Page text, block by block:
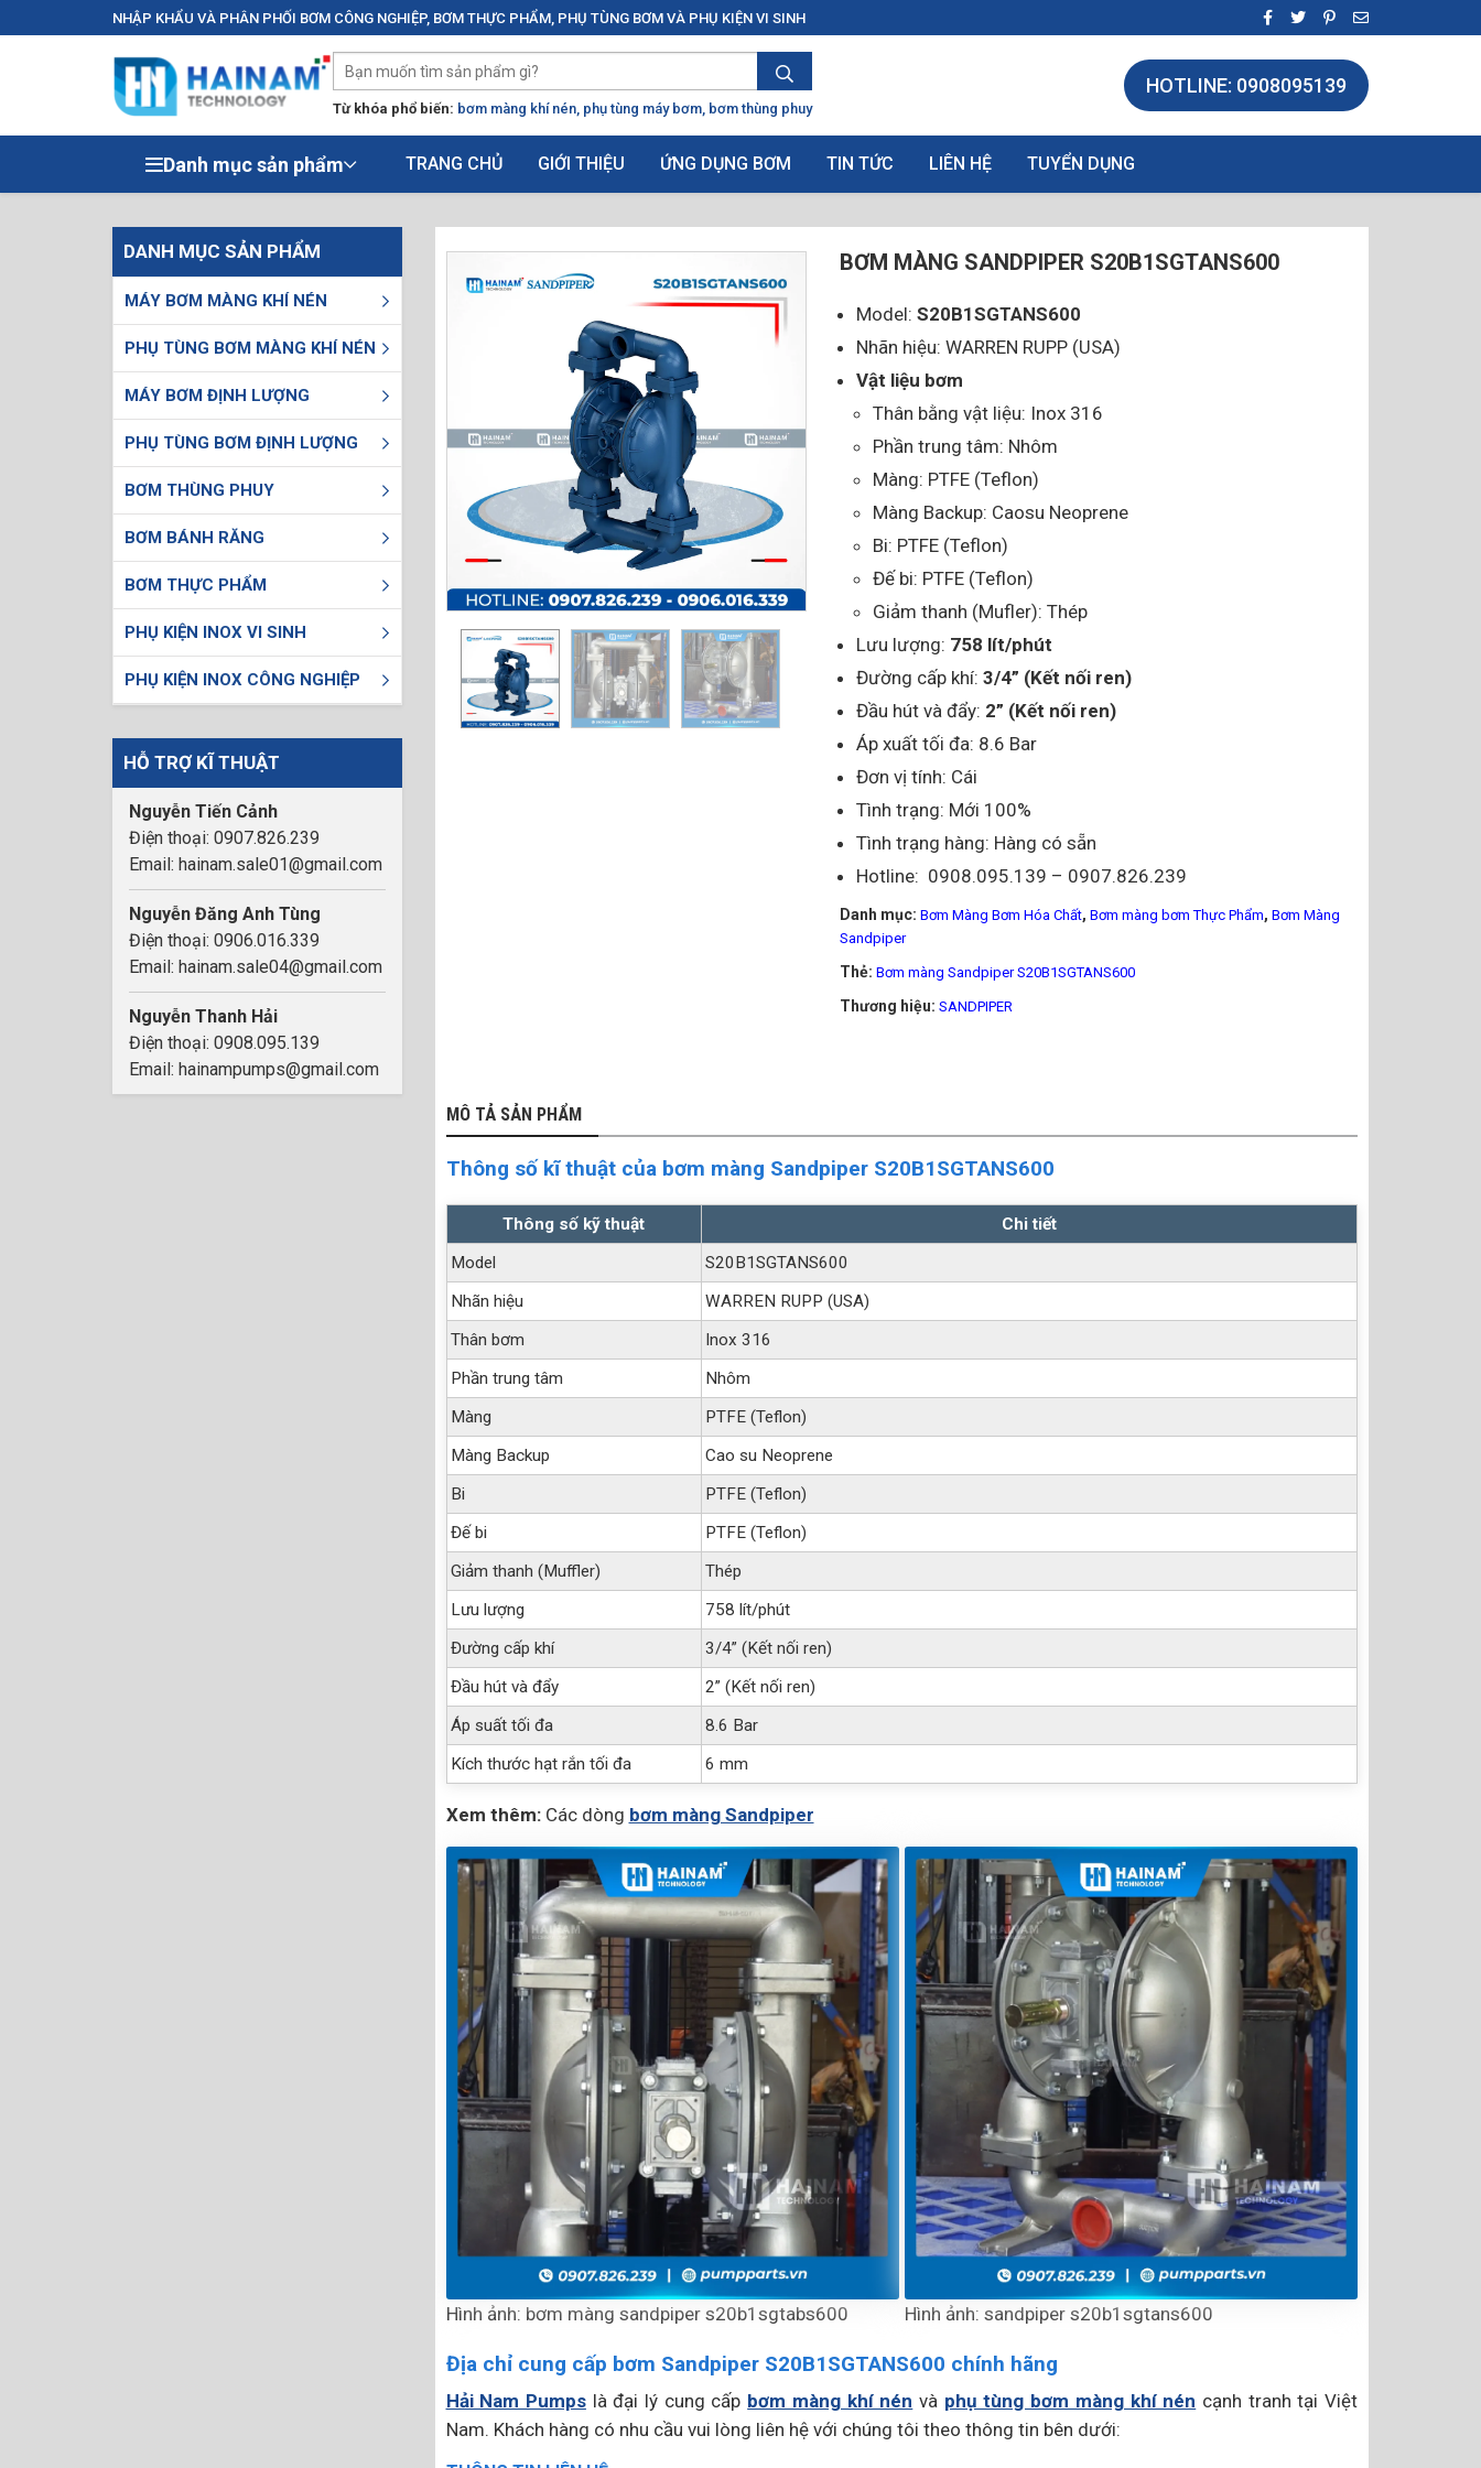
NHẬP KHẨU VÀ PHÂN PHỐI BƠM CÔNG NGHIỆP, BƠM THỰC PHẨM, PHỤ TÙNG BƠM VÀ PHỤ KIỆN VI SINH
Từ khóa phổ biến: bơm màng khí nén phụ tùng máy bơm bơm thùng phuy
HOTLINE: 0908095139
Danh mục sản phẩm TRANG CHỦ GIỚI THIỆU ỨNG DỤNG BƠM TIN TỨC LIÊN HỆ TUYỂN DỤNG
DANH MỤC SẢN PHẨM
MÁY BƠM MÀNG KHÍ NÉN
PHỤ TÙNG BƠM MÀNG KHÍ NÉN
MÁY BƠM ĐỊNH LƯỢNG
PHỤ TÙNG BƠM ĐỊNH LƯỢNG
BƠM THÙNG PHUY
BƠM BÁNH RĂNG
BƠM THỰC PHẨM
PHỤ KIỆN INOX VI SINH
PHỤ KIỆN INOX CÔNG NGHIỆP
HỖ TRỢ KĨ THUẬT
Nguyễn Tiến Cảnh
Điện thoại: 0907.826.239
Email: hainam.sale01@gmail.com
Nguyễn Đăng Anh Tùng
Điện thoại: 0906.016.339
Email: hainam.sale04@gmail.com
Nguyễn Thanh Hải
Điện thoại: 0908.095.139
Email: hainampumps@gmail.com
BƠM MÀNG SANDPIPER S20B1SGTANS600
Model: S20B1SGTANS600
Nhãn hiệu: WARREN RUPP (USA)
Vật liệu bơm
Thân bằng vật liệu: Inox 316
Phần trung tâm: Nhôm
Màng: PTFE (Teflon)
Màng Backup: Caosu Neoprene
Bi: PTFE (Teflon)
Đế bi: PTFE (Teflon)
Giảm thanh (Mufler): Thép
Lưu lượng: 758 lít/phút
Đường cấp khí: 3/4” (Kết nối ren)
Đầu hút và đẩy: 2” (Kết nối ren)
Áp xuất tối đa: 8.6 Bar
Đơn vị tính: Cái
Tình trạng: Mới 100%
Tình trạng hàng: Hàng có sẵn
Hotline: 0908.095.139 – 0907.826.239
Danh mục: Bơm Màng Bơm Hóa Chất, Bơm màng bơm Thực Phẩm, Bơm Màng
Sandpiper
Thẻ: Bơm màng Sandpiper S20B1SGTANS600
Thương hiệu: SANDPIPER
MÔ TẢ SẢN PHẨM
Thông số kĩ thuật của bơm màng Sandpiper S20B1SGTANS600
Thông số kỹ thuật
Chi tiết
Model
S20B1SGTANS600
Nhãn hiệu
WARREN RUPP (USA)
Thân bơm
Inox 316
Phần trung tâm
Nhôm
Màng
PTFE (Teflon)
Màng Backup
Cao su Neoprene
Bi
PTFE (Teflon)
Đế bi
PTFE (Teflon)
Giảm thanh (Muffler)
Thép
Lưu lượng
758 lít/phút
Đường cấp khí
3/4” (Kết nối ren)
Đầu hút và đẩy
2” (Kết nối ren)
Áp suất tối đa
8.6 Bar
Kích thước hạt rắn tối đa
6 mm
Xem thêm:Các dòng bơm màng Sandpiper
Hình ảnh: bơm màng sandpiper s20b1sgtabs600 Hình ảnh: sandpiper s20b1sgtans600
Địa chỉ cung cấp bơm Sandpiper S20B1SGTANS600 chính hãng
Hải Nam Pumpslà đại lý cung cấp bơm màng khí nén và phụ tùng bơm màng khí nén cạnh tranh tại Việt
Nam. Khách hàng có nhu cầu vui lòng liên hệ với chúng tôi theo thông tin bên dưới: